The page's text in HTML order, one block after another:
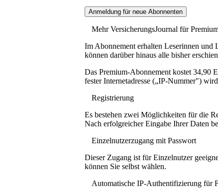
Mehr VersicherungsJournal für
Im Abonnement erhalten Leserinnen und
können darüber hinaus alle bisher
Das Premium-Abonnement kostet 34,90
fester Internetadresse („IP-Nummer")
Registrierung
Es bestehen zwei Möglichkeiten für die
Nach erfolgreicher Eingabe Ihrer Daten
Einzelnutzerzugang mit Passwort
Dieser Zugang ist für Einzelnutzer
können Sie selbst wählen.
Automatische IP-Authentifizierung für